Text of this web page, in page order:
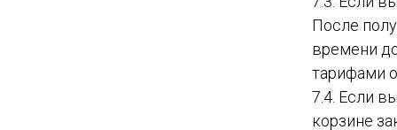
После
времени
тарифами
7.4. Если
корзине